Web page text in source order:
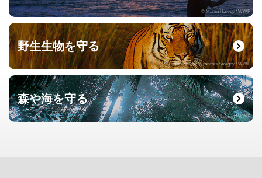
© Martin Harvey / WWF
野生生物を守る
© naturepl.com / Francois Savigny / WWF
森や海を守る
© Roger Leguen / WWF